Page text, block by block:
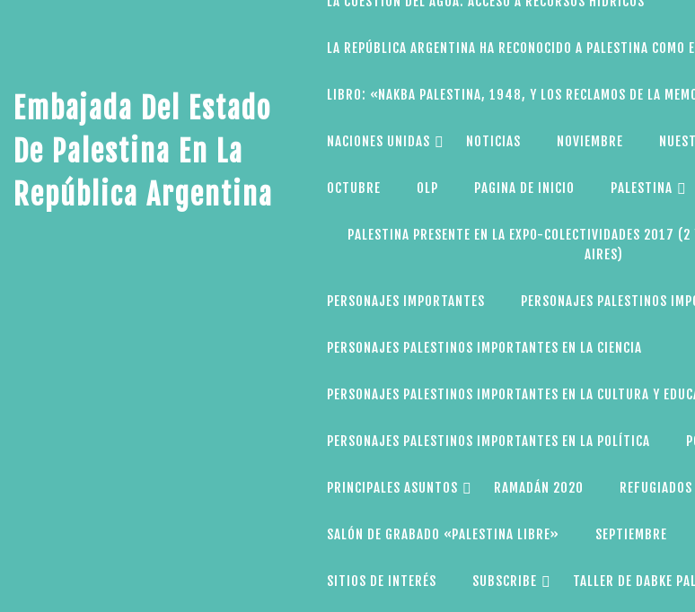
Embajada Del Estado
De Palestina En La
República Argentina
LA REPÚBLICA ARGENTINA HA RECONOCIDO A PALESTINA COMO
LIBRO: «NAKBA PALESTINA, 1948, Y LOS RECLAMOS DE LA
NACIONES UNIDAS NOTICIAS NOVIEMBRE
OCTUBRE OLP PAGINA DE INICIO PALESTINA
PALESTINA PRESENTE EN LA EXPO-COLECTIVIDADES 2017
AIRES)
PERSONAJES IMPORTANTES PERSONAJES PALESTINOS
PERSONAJES PALESTINOS IMPORTANTES EN LA CIENCIA
PERSONAJES PALESTINOS IMPORTANTES EN LA CULTURA Y
PERSONAJES PALESTINOS IMPORTANTES EN LA POLÍTICA
PRINCIPALES ASUNTOS RAMADÁN 2020 REFUGIADOS
SALÓN DE GRABADO «PALESTINA LIBRE» SEPTIEMBRE
SITIOS DE INTERÉS SUBSCRIBE TALLER DE DABKE